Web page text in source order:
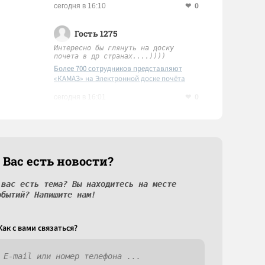
сегодня в 16:10 0
Гость 1275
Интересно бы глянуть на доску
почета в др странах....))))
Более 700 сотрудников представляют
«КАМАЗ» на Электронной доске почёта
есть новости?
есть тема? Вы находитесь на месте
Напишите нам!
c вами связаться?